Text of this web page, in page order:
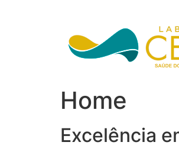
Home
Excelência